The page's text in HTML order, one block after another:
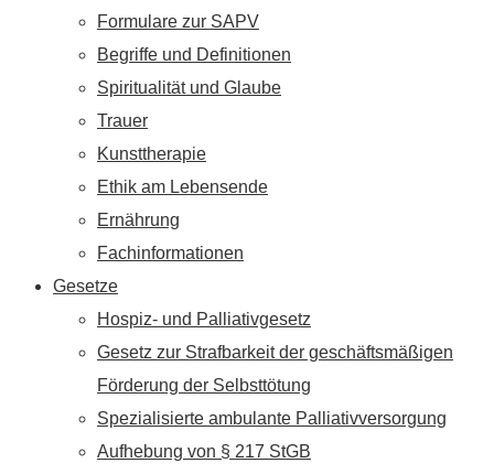
Formulare zur SAPV
Begriffe und Definitionen
Spiritualität und Glaube
Trauer
Kunsttherapie
Ethik am Lebensende
Ernährung
Fachinformationen
Gesetze
Hospiz- und Palliativgesetz
Gesetz zur Strafbarkeit der geschäftsmäßigen
Förderung der Selbsttötung
Spezialisierte ambulante Palliativversorgung
Aufhebung von § 217 StGB